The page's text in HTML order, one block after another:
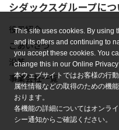
This site uses cookies. By using
and its offers and continuing to
you accept these cookies. You
change this in our Online
本ウェブサイトではお客様の行
属性情報などの取得のための機
おります。
各機能の詳細についてはオンラ
シー通知からご確認ください。
シダックスグループにつ
役員紹介
ごあいさつ
沿革
事業会社一覧